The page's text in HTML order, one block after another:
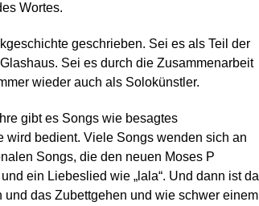
Wortes.
geschrieben. Sei es als Teil der
Sei es durch die Zusammenarbeit
wieder auch als Solokünstler.
gibt es Songs wie besagtes
wird bedient. Viele Songs wenden sich an
Songs, die den neuen Moses P
ein Liebeslied wie „lala“. Und dann ist da
und das Zubettgehen und wie schwer einem